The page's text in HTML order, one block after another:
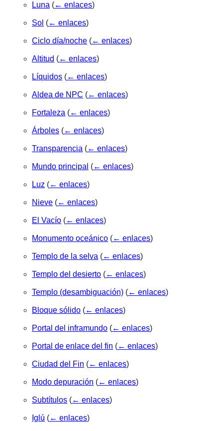
Luna (← enlaces)
Sol (← enlaces)
Ciclo día/noche (← enlaces)
Altitud (← enlaces)
Líquidos (← enlaces)
Aldea de NPC (← enlaces)
Fortaleza (← enlaces)
Árboles (← enlaces)
Transparencia (← enlaces)
Mundo principal (← enlaces)
Luz (← enlaces)
Nieve (← enlaces)
El Vacío (← enlaces)
Monumento oceánico (← enlaces)
Templo de la selva (← enlaces)
Templo del desierto (← enlaces)
Templo (desambiguación) (← enlaces)
Bloque sólido (← enlaces)
Portal del inframundo (← enlaces)
Portal de enlace del fin (← enlaces)
Ciudad del Fin (← enlaces)
Modo depuración (← enlaces)
Subtítulos (← enlaces)
Iglú (← enlaces)